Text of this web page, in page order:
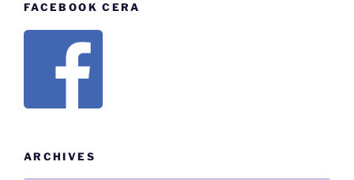
FACEBOOK CERA
ARCHIVES